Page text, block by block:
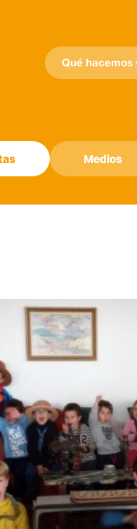
Qué hacemos
Medios